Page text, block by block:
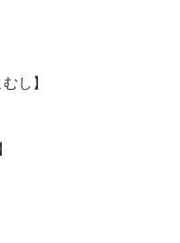
し】